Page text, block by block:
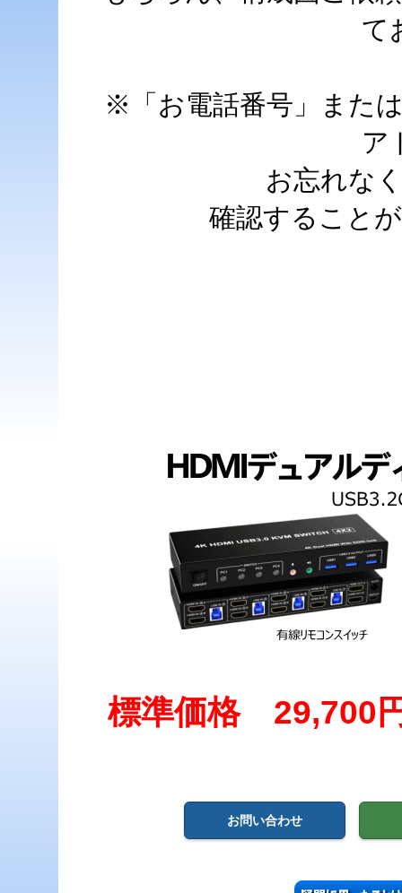
て
※「お電話番号」また
ア
お忘れな
確認すること
標準価格 29,700
お問い合わせ